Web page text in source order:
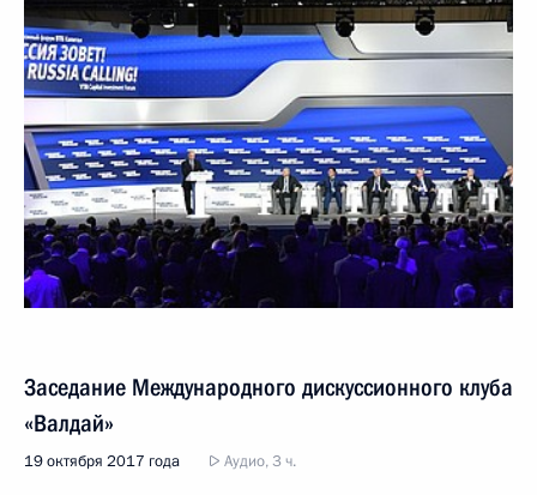
Заседание Международного дискуссионного клуба
«Валдай»
19 октября 2017 года Аудио, 3 ч.